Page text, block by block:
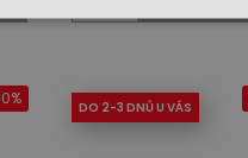
DO 2-3 DNŮ U VÁS